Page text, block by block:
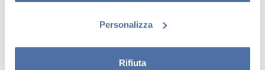
Personalizza
Rifiuta